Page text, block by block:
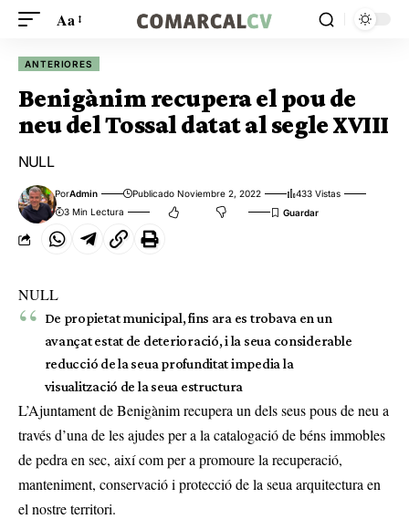
Aa
ANTERIORES
Benigànim recupera el pou de
neu del Tossal datat al segle XVIII
NULL
PorAdmin Publicado Noviembre 2, 2022
433 Vistas
3 Min Lectura
NULL
De propietat municipal, fins ara es trobava en un
avançat estat de deterioració, i la seua considerable
reducció de la seua profunditat impedia la
visualització de la seua estructura
L’Ajuntament de Benigànim recupera un dels seus pous de neu a
través d’una de les ajudes per a la catalogació de béns immobles
de pedra en sec, així com per a promoure la recuperació,
manteniment, conservació i protecció de la seua arquitectura en
el nostre territori.